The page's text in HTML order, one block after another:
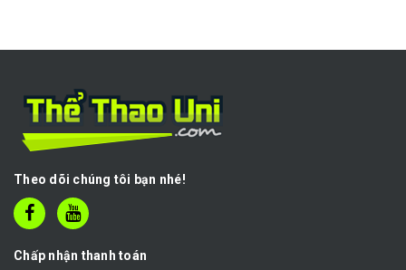
Theo dõi chúng tôi bạn nhé!
Chấp nhận thanh toán